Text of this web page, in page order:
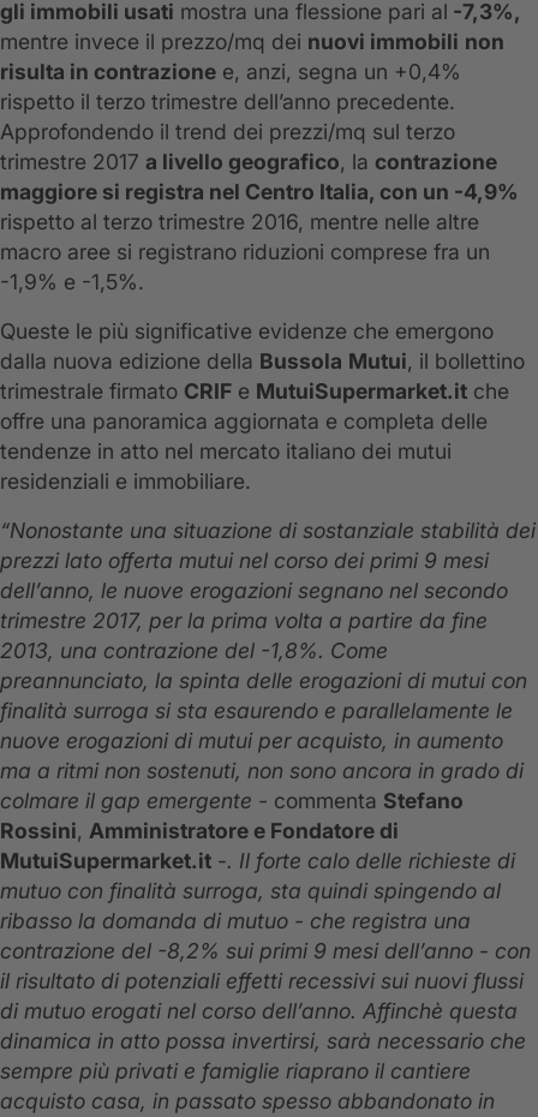
gli immobili usati mostra una flessione pari al -7,3%,
mentre invece il prezzo/mq dei nuovi immobili non
risulta in contrazione e, anzi, segna un +0,4%
rispetto il terzo trimestre dell’anno precedente.
Approfondendo il trend dei prezzi/mq sul terzo
trimestre 2017 a livello geografico, la contrazione
maggiore si registra nel Centro Italia, con un -4,9%
rispetto al terzo trimestre 2016, mentre nelle altre
macro aree si registrano riduzioni comprese fra un
-1,9% e -1,5%.
Queste le più significative evidenze che emergono
dalla nuova edizione della Bussola Mutui, il bollettino
trimestrale firmato CRIF e MutuiSupermarket.it che
offre una panoramica aggiornata e completa delle
tendenze in atto nel mercato italiano dei mutui
residenziali e immobiliare.
“Nonostante una situazione di sostanziale stabilità dei
prezzi lato offerta mutui nel corso dei primi 9 mesi
dell’anno, le nuove erogazioni segnano nel secondo
trimestre 2017, per la prima volta a partire da fine
2013, una contrazione del -1,8%. Come
preannunciato, la spinta delle erogazioni di mutui con
finalità surroga si sta esaurendo e parallelamente le
nuove erogazioni di mutui per acquisto, in aumento
ma a ritmi non sostenuti, non sono ancora in grado di
colmare il gap emergente - commenta Stefano
Rossini, Amministratore e Fondatore di
MutuiSupermarket.it -. Il forte calo delle richieste di
mutuo con finalità surroga, sta quindi spingendo al
ribasso la domanda di mutuo - che registra una
contrazione del -8,2% sui primi 9 mesi dell’anno - con
il risultato di potenziali effetti recessivi sui nuovi flussi
di mutuo erogati nel corso dell’anno. Affinchè questa
dinamica in atto possa invertirsi, sarà necessario che
sempre più privati e famiglie riaprano il cantiere
acquisto casa, in passato spesso abbandonato in